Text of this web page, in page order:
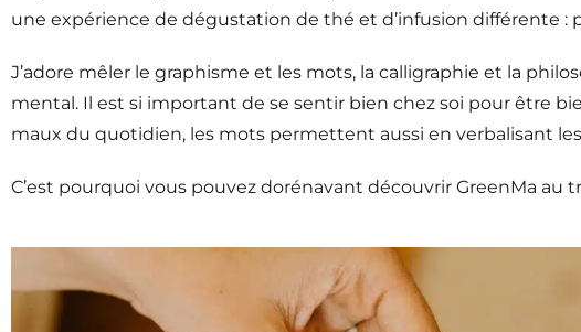
une expérience de dégustation de thé et d’infusion différente :
J’adore mêler le graphisme et les mots, la calligraphie et la
mental. Il est si important de se sentir bien chez soi pour être
maux du quotidien, les mots permettent aussi en verbalisant
C’est pourquoi vous pouvez dorénavant découvrir GreenMa au